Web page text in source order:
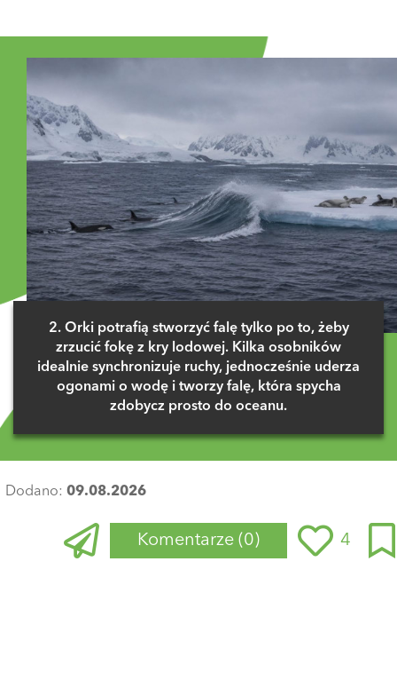
2. Orki potrafią stworzyć falę tylko po to, żeby
zrzucić fokę z kry lodowej. Kilka osobników
idealnie synchronizuje ruchy, jednocześnie uderza
ogonami o wodę i tworzy falę, która spycha
zdobycz prosto do oceanu.
Dodano: 09.08.2026
Komentarze (0) 4